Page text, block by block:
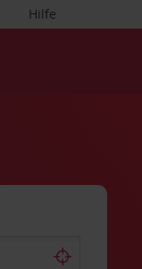
Hilfe